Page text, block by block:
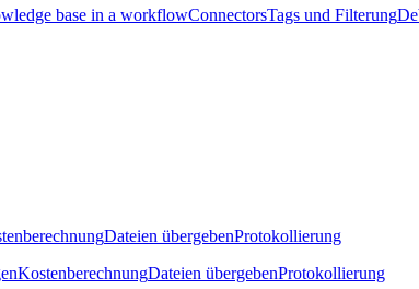
base in a workflowConnectorsTags und Filterung
Dateien übergebenProtokollierung
KostenberechnungDateien übergebenProtokollierung